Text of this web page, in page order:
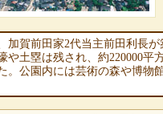
加賀前田家2代当主前田利長
や土塁は残され、約220000平
。公園内には芸術の森や博物